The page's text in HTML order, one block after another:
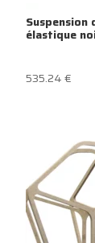
Suspension
élastique
535.24€